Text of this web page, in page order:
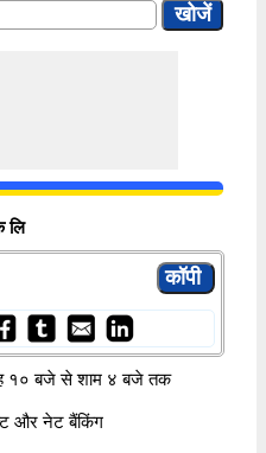
लि
१० बजे से शाम ४ बजे तक
और नेट बैंकिंग